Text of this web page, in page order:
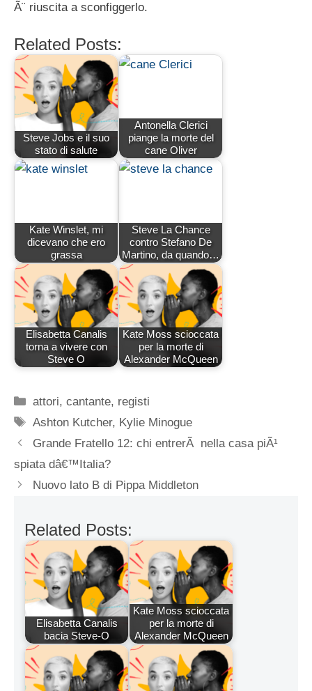
Ã¨ riuscita a sconfiggerlo.
Related Posts:
Steve Jobs e il suo
stato di salute
Antonella Clerici
piange la morte del
cane Oliver
Kate Winslet, mi
dicevano che ero
grassa
Steve La Chance
contro Stefano De
Martino, da quando…
Elisabetta Canalis
torna a vivere con
Steve O
Kate Moss scioccata
per la morte di
Alexander McQueen
Categorie
attori,cantante, registi
Tag
Ashton Kutcher, Kylie Minogue
Grande Fratello 12: chi entrerÃ nella casa piÃ¹
spiata dâ€™Italia?
Nuovo lato B di Pippa Middleton
Related Posts:
Elisabetta Canalis
bacia Steve-O
Kate Moss scioccata
per la morte di
Alexander McQueen